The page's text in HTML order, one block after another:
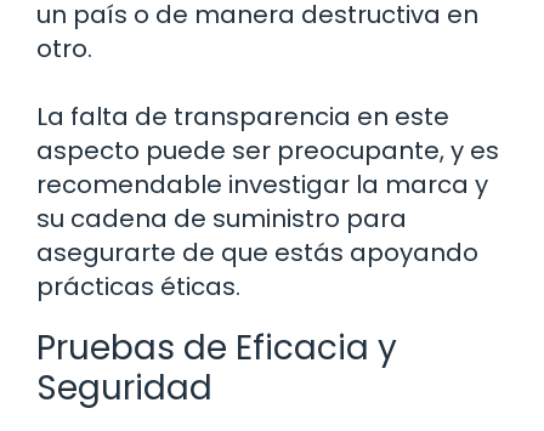
un país o de manera destructiva en
otro.
La falta de transparencia en este
aspecto puede ser preocupante, y es
recomendable investigar la marca y
su cadena de suministro para
asegurarte de que estás apoyando
prácticas éticas.
Pruebas de Eficacia y
Seguridad